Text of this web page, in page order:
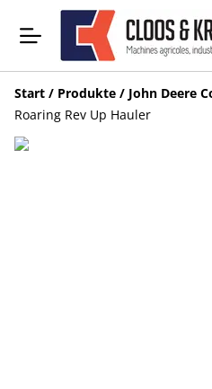
Start / Produkte / John Deere
Roaring Rev Up Hauler